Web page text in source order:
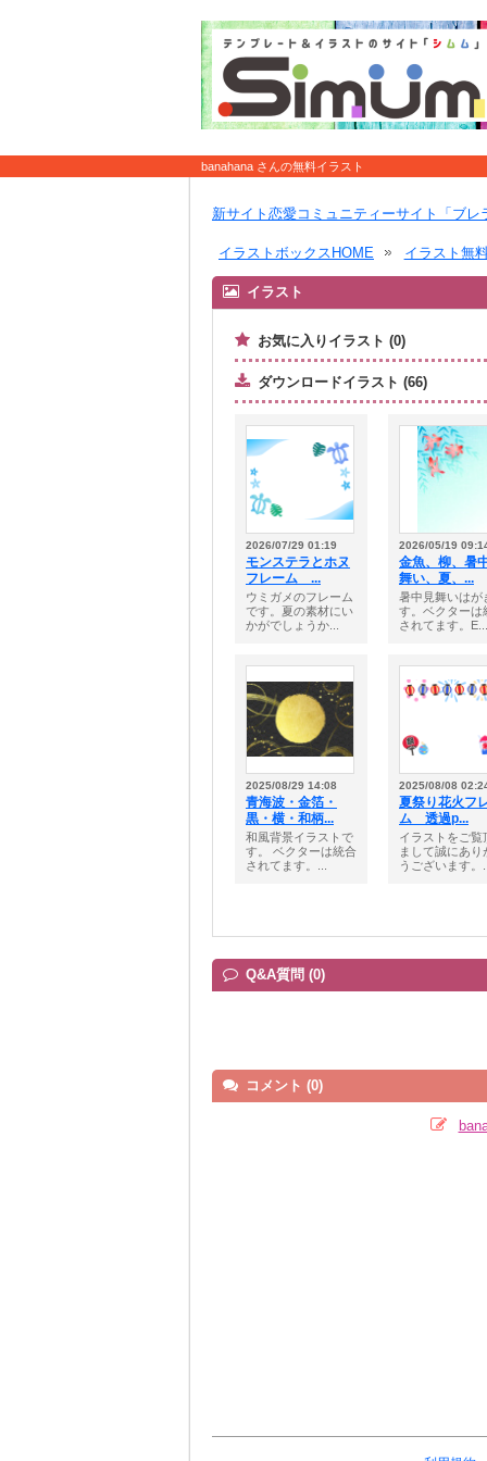
banahana さんの無料イラスト
新サイト恋愛コミュニティーサイト「ブレ
イラストボックスHOME イラスト無
イラスト
お気に入りイラスト (0)
ダウンロードイラスト (66)
2026/07/29 01:19
モンステラとホヌ
フレーム ...
ウミガメのフレーム
です。夏の素材にい
かがでしょうか...
2026/05/19
金魚、柳、暑
舞い、夏、...
暑中見舞いはが
す。ベクターは
されてます。E...
2025/08/29 14:08
青海波・金箔・
黒・横・和柄...
和風背景イラストで
す。 ベクターは統合
されてます。...
2025/08/08
夏祭り花火フ
ム 透過p...
イラストをご覧
まして誠にあり
うございます。
Q&A質問 (0)
コメント (0)